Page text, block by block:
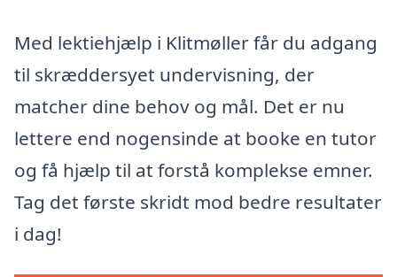
Med lektiehjælp i Klitmøller får du adgang
til skræddersyet undervisning, der
matcher dine behov og mål. Det er nu
lettere end nogensinde at booke en tutor
og få hjælp til at forstå komplekse emner.
Tag det første skridt mod bedre resultater
i dag!